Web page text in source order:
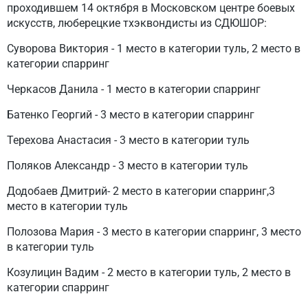
проходившем 14 октября в Московском центре боевых
искусств, люберецкие тхэквондисты из СДЮШОР:
Суворова Виктория - 1 место в категории туль, 2 место в
категории спарринг
Черкасов Данила - 1 место в категории спарринг
Батенко Георгий - 3 место в категории спарринг
Терехова Анастасия - 3 место в категории туль
Поляков Александр - 3 место в категории туль
Додобаев Дмитрий- 2 место в категории спарринг,3
место в категории туль
Полозова Мария - 3 место в категории спарринг, 3 место
в категории туль
Козулицин Вадим - 2 место в категории туль, 2 место в
категории спарринг